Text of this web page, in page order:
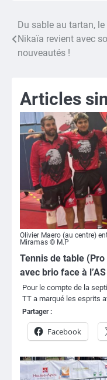
Navigation
de
Du sable au tartan,
Nikaïa revient avec
nouveautés !
Articles
Olivier Maero (au centre)
Miramas © M.P
Tennis de table (Pro
avec brio face à
Pour le compte de la
TT a marqué les esprits
Partager :
Facebook